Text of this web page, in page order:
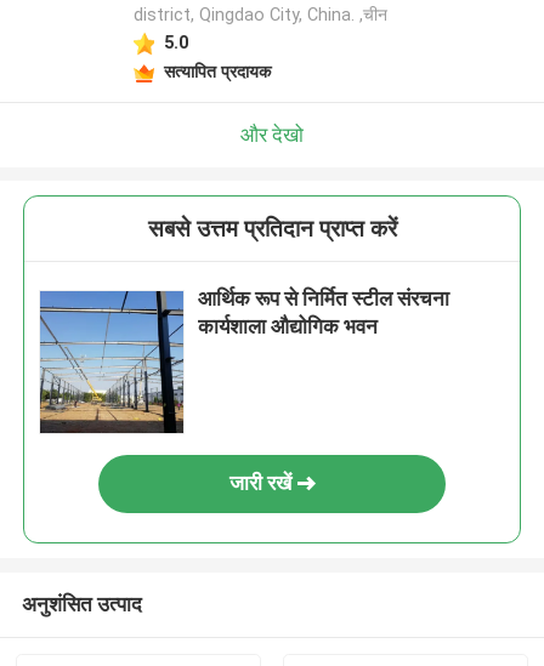
district, Qingdao City, China. ,चीन
5.0
सत्यापित प्रदायक
और देखो
सबसे उत्तम प्रतिदान प्राप्त करें
आर्थिक रूप से निर्मित स्टील संरचना
कार्यशाला औद्योगिक भवन
जारी रखें
अनुशंसित उत्पाद